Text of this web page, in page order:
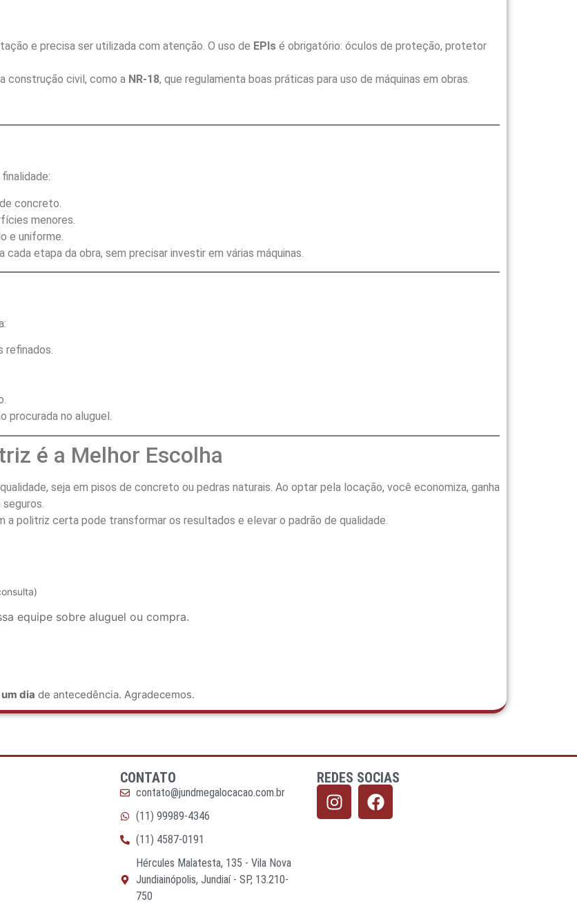
e precisa ser utilizada com atenção. O uso de EPIs é obrigatório: óculos de proteção, protetor
construção civil, como a NR-18, que regulamenta boas práticas para uso de máquinas em obras.
concreto.
menores.
e uniforme.
etapa da obra, sem precisar investir em várias máquinas.
refinados.
procurada no aluguel.
é a Melhor Escolha
seja em pisos de concreto ou pedras naturais. Ao optar pela locação, você economiza, ganha
politriz certa pode transformar os resultados e elevar o padrão de qualidade.
equipe sobre aluguel ou compra.
um dia de antecedência. Agradecemos.
CONTATO
contato@jundmegalocacao.com.br
(11) 99989-4346
(11) 4587-0191
Hércules Malatesta, 135 - Vila Nova
Jundiainópolis, Jundiaí - SP, 13.210-
750
REDES SOCIAS